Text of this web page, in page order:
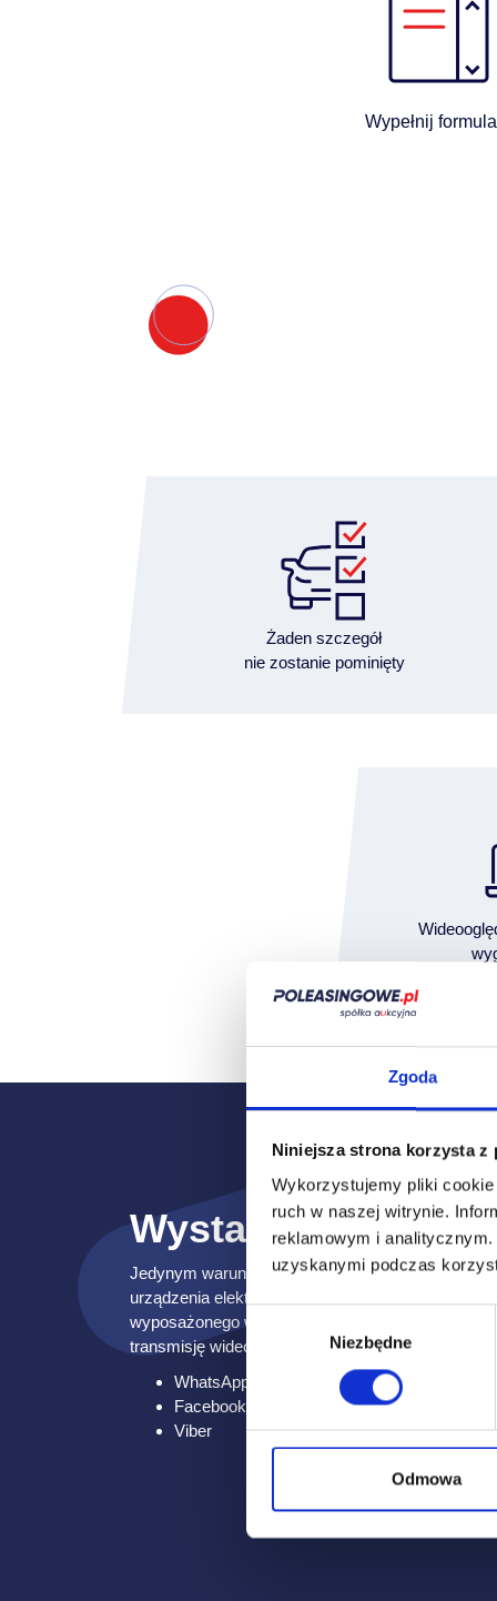
Zgoda
Niniejsza strona korzysta z
Wykorzystujemy pliki
ruch w naszej witrynie.
reklamowym i analitycznym.
uzyskanymi podczas
Wybór
zgody
Niezbędne
Odmowa
Wypełnij
Żaden szczegół
nie zostanie pominięty
To proste i
Wystarczy
Jedynym warunkiem skorzystania z usługi
urządzenia elektronicznego posiadającego dostęp
wyposażonego w jedną z następujących aplikacji
transmisję wideo:
WhatsApp
Facebook Messenger
Viber